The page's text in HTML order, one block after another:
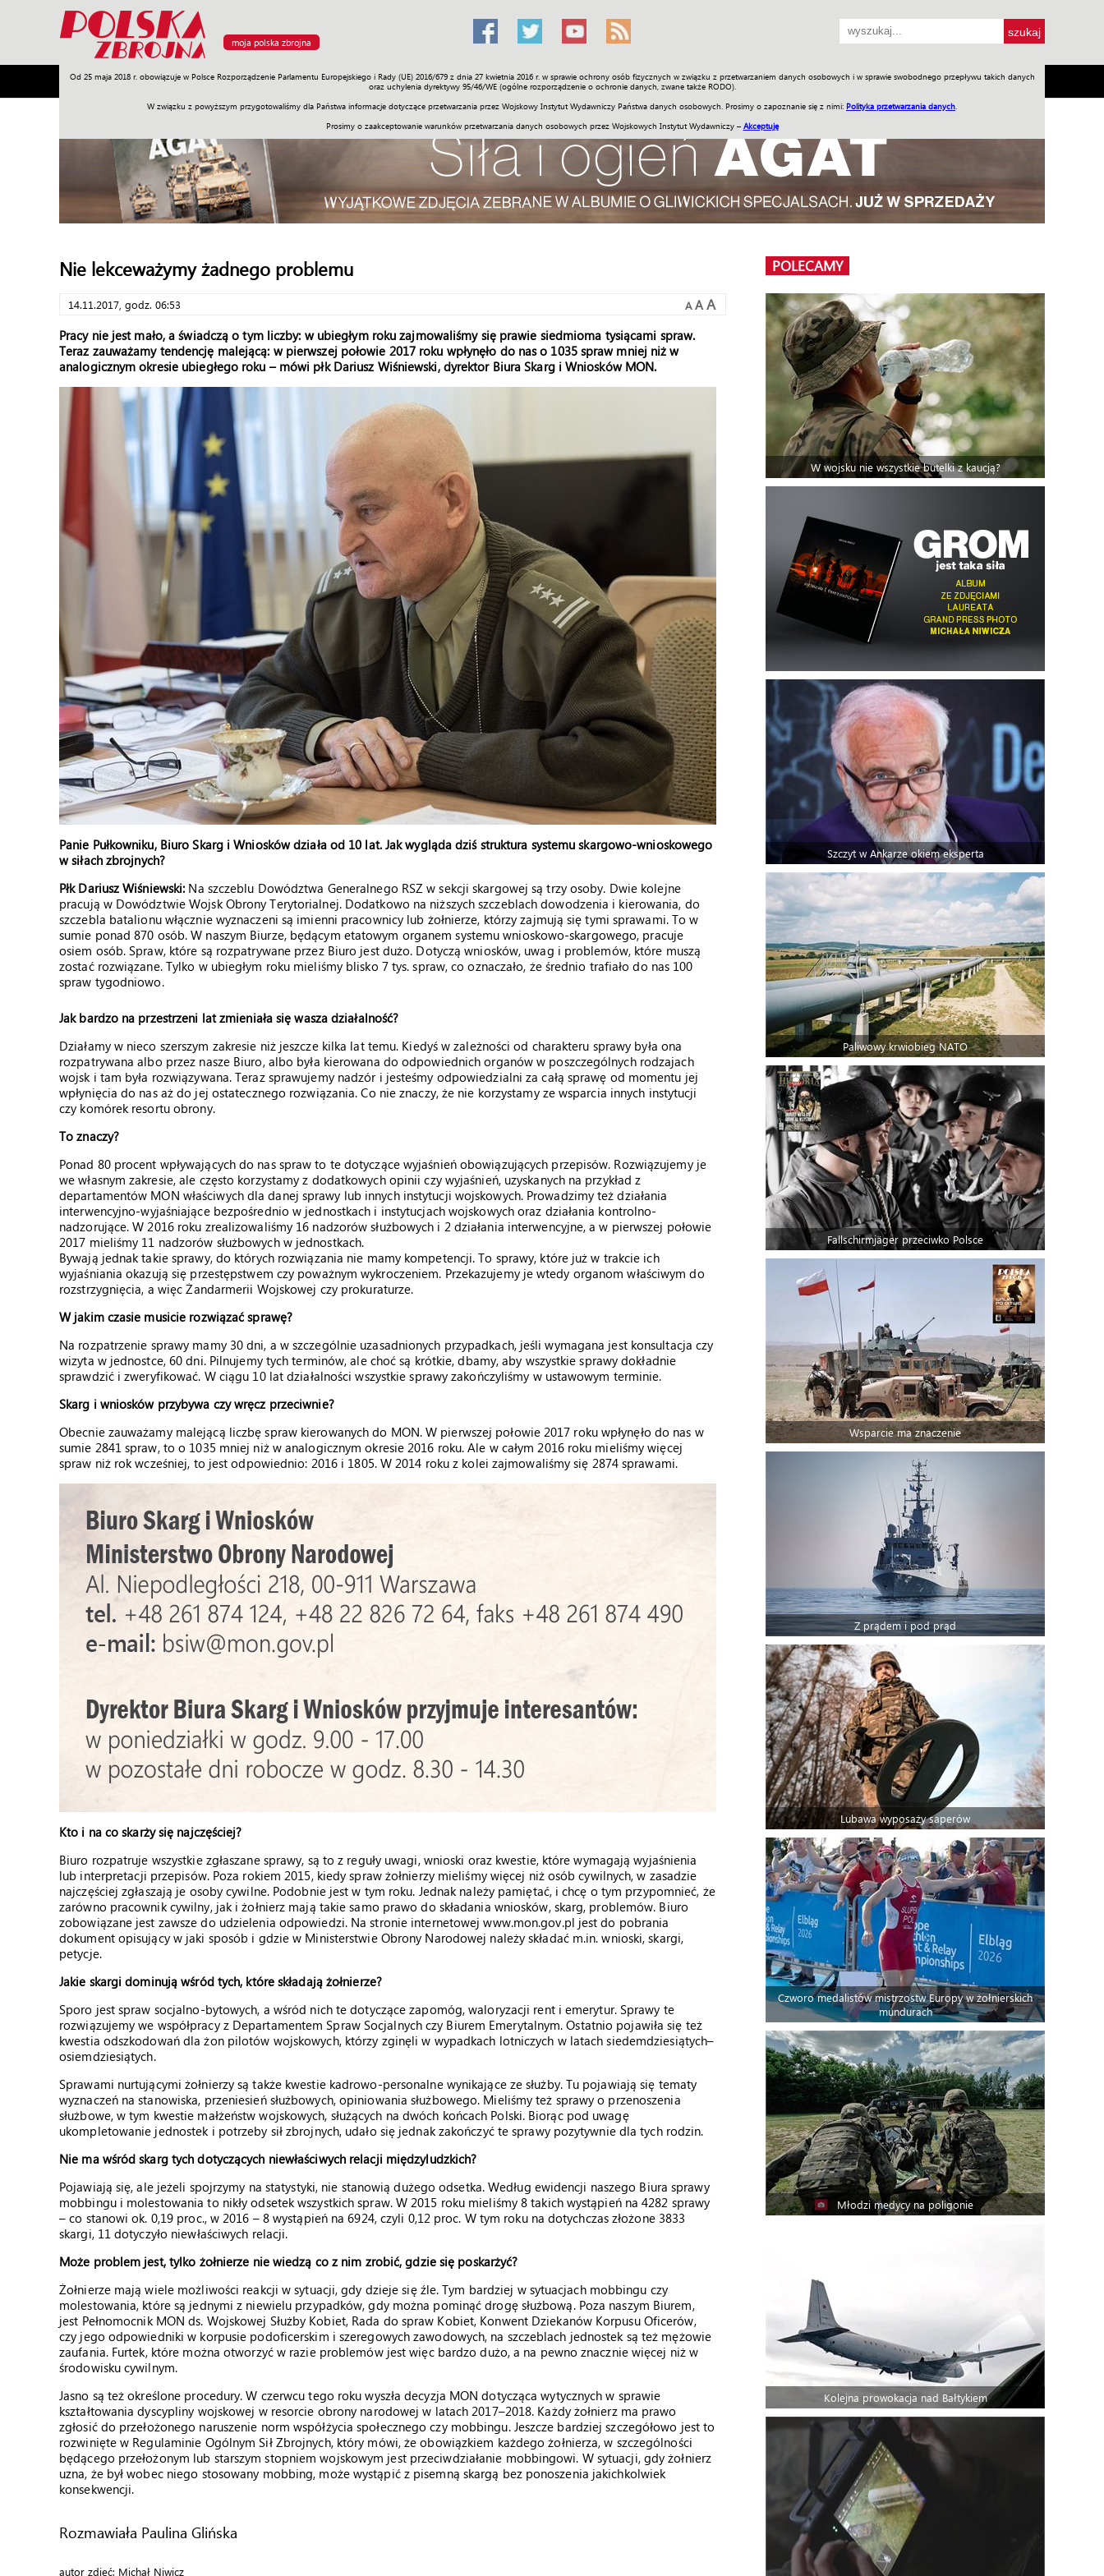
moja polska zbrojna
Od 25 maja 2018 r. obowiązuje w Polsce Rozporządzenie Parlamentu Europejskiego i Rady (UE) 2016/679 z dnia 27 kwietnia 2016 r. w sprawie ochrony osób fizycznych w związku z przetwarzaniem danych osobowych i w sprawie swobodnego przepływu takich danych
oraz uchylenia dyrektywy 95/46/WE (ogólne rozporządzenie o ochronie danych, zwane także RODO).
W związku z powyższym przygotowaliśmy dla Państwa informacje dotyczące przetwarzania przez Wojskowy Instytut Wydawniczy Państwa danych osobowych. Prosimy o zapoznanie się z nimi: Polityka przetwarzania danych
Prosimy o zaakceptowanie warunków przetwarzania danych osobowych przez Wojskowych Instytut Wydawniczy – Akceptuję
Armia Poligon Sprzęt Misje Polityka Prawo Świat Społeczność Sport Historia Galerie Wideo ENGLISH SKLEP Jednodniówki Praca w WIW
Nie lekceważymy żadnego problemu
14.11.2017, godz. 06:53 A A A
Pracy nie jest mało, a świadczą o tym liczby: w ubiegłym roku zajmowaliśmy się prawie siedmioma tysiącami spraw.
Teraz zauważamy tendencję malejącą: w pierwszej połowie 2017 roku wpłynęło do nas o 1035 spraw mniej niż w
analogicznym okresie ubiegłego roku – mówi płk Dariusz Wiśniewski, dyrektor Biura Skarg i Wniosków MON.
Panie Pułkowniku, Biuro Skarg i Wniosków działa od 10 lat. Jak wygląda dziś struktura systemu skargowo-wnioskowego
w siłach zbrojnych?
Płk Dariusz Wiśniewski: Na szczeblu Dowództwa Generalnego RSZ w sekcji skargowej są trzy osoby. Dwie kolejne
pracują w Dowództwie Wojsk Obrony Terytorialnej. Dodatkowo na niższych szczeblach dowodzenia i kierowania, do
szczebla batalionu włącznie wyznaczeni są imienni pracownicy lub żołnierze, którzy zajmują się tymi sprawami. To w
sumie ponad 870 osób. W naszym Biurze, będącym etatowym organem systemu wnioskowo-skargowego, pracuje
osiem osób. Spraw, które są rozpatrywane przez Biuro jest dużo. Dotyczą wniosków, uwag i problemów, które muszą
zostać rozwiązane. Tylko w ubiegłym roku mieliśmy blisko 7 tys. spraw, co oznaczało, że średnio trafiało do nas 100
spraw tygodniowo.
Jak bardzo na przestrzeni lat zmieniała się wasza działalność?
Działamy w nieco szerszym zakresie niż jeszcze kilka lat temu. Kiedyś w zależności od charakteru sprawy była ona
rozpatrywana albo przez nasze Biuro, albo była kierowana do odpowiednich organów w poszczególnych rodzajach
wojsk i tam była rozwiązywana. Teraz sprawujemy nadzór i jesteśmy odpowiedzialni za całą sprawę od momentu jej
wpłynięcia do nas aż do jej ostatecznego rozwiązania. Co nie znaczy, że nie korzystamy ze wsparcia innych instytucji
czy komórek resortu obrony.
To znaczy?
Ponad 80 procent wpływających do nas spraw to te dotyczące wyjaśnień obowiązujących przepisów. Rozwiązujemy je
we własnym zakresie, ale często korzystamy z dodatkowych opinii czy wyjaśnień, uzyskanych na przykład z
departamentów MON właściwych dla danej sprawy lub innych instytucji wojskowych. Prowadzimy też działania
interwencyjno-wyjaśniające bezpośrednio w jednostkach i instytucjach wojskowych oraz działania kontrolno-
nadzorujące. W 2016 roku zrealizowaliśmy 16 nadzorów służbowych i 2 działania interwencyjne, a w pierwszej połowie
2017 mieliśmy 11 nadzorów służbowych w jednostkach.
Bywają jednak takie sprawy, do których rozwiązania nie mamy kompetencji. To sprawy, które już w trakcie ich
wyjaśniania okazują się przestępstwem czy poważnym wykroczeniem. Przekazujemy je wtedy organom właściwym do
rozstrzygnięcia, a więc Żandarmerii Wojskowej czy prokuraturze.
W jakim czasie musicie rozwiązać sprawę?
Na rozpatrzenie sprawy mamy 30 dni, a w szczególnie uzasadnionych przypadkach, jeśli wymagana jest konsultacja czy
wizyta w jednostce, 60 dni. Pilnujemy tych terminów, ale choć są krótkie, dbamy, aby wszystkie sprawy dokładnie
sprawdzić i zweryfikować. W ciągu 10 lat działalności wszystkie sprawy zakończyliśmy w ustawowym terminie.
Skarg i wniosków przybywa czy wręcz przeciwnie?
Obecnie zauważamy malejącą liczbę spraw kierowanych do MON. W pierwszej połowie 2017 roku wpłynęło do nas w
sumie 2841 spraw, to o 1035 mniej niż w analogicznym okresie 2016 roku. Ale w całym 2016 roku mieliśmy więcej
spraw niż rok wcześniej, to jest odpowiednio: 2016 i 1805. W 2014 roku z kolei zajmowaliśmy się 2874 sprawami.
Kto i na co skarży się najczęściej?
Biuro rozpatruje wszystkie zgłaszane sprawy, są to z reguły uwagi, wnioski oraz kwestie, które wymagają wyjaśnienia
lub interpretacji przepisów. Poza rokiem 2015, kiedy spraw żołnierzy mieliśmy więcej niż osób cywilnych, w zasadzie
najczęściej zgłaszają je osoby cywilne. Podobnie jest w tym roku. Jednak należy pamiętać, i chcę o tym przypomnieć, że
zarówno pracownik cywilny, jak i żołnierz mają takie samo prawo do składania wniosków, skarg, problemów. Biuro
zobowiązane jest zawsze do udzielenia odpowiedzi. Na stronie internetowej www.mon.gov.pl jest do pobrania
dokument opisujący w jaki sposób i gdzie w Ministerstwie Obrony Narodowej należy składać m.in. wnioski, skargi,
petycje.
Jakie skargi dominują wśród tych, które składają żołnierze?
Sporo jest spraw socjalno-bytowych, a wśród nich te dotyczące zapomóg, waloryzacji rent i emerytur. Sprawy te
rozwiązujemy we współpracy z Departamentem Spraw Socjalnych czy Biurem Emerytalnym. Ostatnio pojawiła się też
kwestia odszkodowań dla żon pilotów wojskowych, którzy zginęli w wypadkach lotniczych w latach siedemdziesiątych–
osiemdziesiątych.
Sprawami nurtującymi żołnierzy są także kwestie kadrowo-personalne wynikające ze służby. Tu pojawiają się tematy
wyznaczeń na stanowiska, przeniesień służbowych, opiniowania służbowego. Mieliśmy też sprawy o przenoszenia
służbowe, w tym kwestie małżeństw wojskowych, służących na dwóch końcach Polski. Biorąc pod uwagę
ukompletowanie jednostek i potrzeby sił zbrojnych, udało się jednak zakończyć te sprawy pozytywnie dla tych rodzin.
Nie ma wśród skarg tych dotyczących niewłaściwych relacji międzyludzkich?
Pojawiają się, ale jeżeli spojrzymy na statystyki, nie stanowią dużego odsetka. Według ewidencji naszego Biura sprawy
mobbingu i molestowania to nikły odsetek wszystkich spraw. W 2015 roku mieliśmy 8 takich wystąpień na 4282 sprawy
– co stanowi ok. 0,19 proc., w 2016 – 8 wystąpień na 6924, czyli 0,12 proc. W tym roku na dotychczas złożone 3833
skargi, 11 dotyczyło niewłaściwych relacji.
Może problem jest, tylko żołnierze nie wiedzą co z nim zrobić, gdzie się poskarżyć?
Żołnierze mają wiele możliwości reakcji w sytuacji, gdy dzieje się źle. Tym bardziej w sytuacjach mobbingu czy
molestowania, które są jednymi z niewielu przypadków, gdy można pominąć drogę służbową. Poza naszym Biurem,
jest Pełnomocnik MON ds. Wojskowej Służby Kobiet, Rada do spraw Kobiet, Konwent Dziekanów Korpusu Oficerów,
czy jego odpowiedniki w korpusie podoficerskim i szeregowych zawodowych, na szczeblach jednostek są też mężowie
zaufania. Furtek, które można otworzyć w razie problemów jest więc bardzo dużo, a na pewno znacznie więcej niż w
środowisku cywilnym.
Jasno są też określone procedury. W czerwcu tego roku wyszła decyzja MON dotycząca wytycznych w sprawie
kształtowania dyscypliny wojskowej w resorcie obrony narodowej w latach 2017–2018. Każdy żołnierz ma prawo
zgłosić do przełożonego naruszenie norm współżycia społecznego czy mobbingu. Jeszcze bardziej szczegółowo jest to
rozwinięte w Regulaminie Ogólnym Sił Zbrojnych, który mówi, że obowiązkiem każdego żołnierza, w szczególności
będącego przełożonym lub starszym stopniem wojskowym jest przeciwdziałanie mobbingowi. W sytuacji, gdy żołnierz
uzna, że był wobec niego stosowany mobbing, może wystąpić z pisemną skargą bez ponoszenia jakichkolwiek
konsekwencji.
Rozmawiała Paulina Glińska
autor zdjęć: Michał Niwicz
POLECAMY
W wojsku nie wszystkie butelki z kaucją?
Szczyt w Ankarze okiem eksperta
Paliwowy krwiobieg NATO
Fallschirmjäger przeciwko Polsce
Wsparcie ma znaczenie
Z prądem i pod prąd
Lubawa wyposaży saperów
Czworo medalistów mistrzostw Europy w żołnierskich
mundurach
Młodzi medycy na poligonie
Kolejna prowokacja nad Bałtykiem